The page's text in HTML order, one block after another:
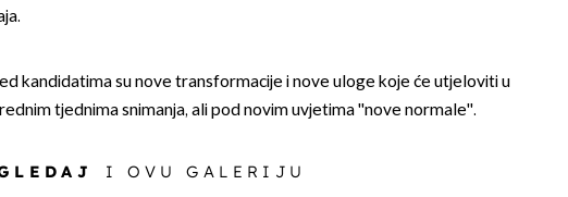
kandidatima su nove transformacije i nove uloge koje će utjeloviti u
tjednima snimanja, ali pod novim uvjetima ''nove normale''.
I OVU GALERIJU